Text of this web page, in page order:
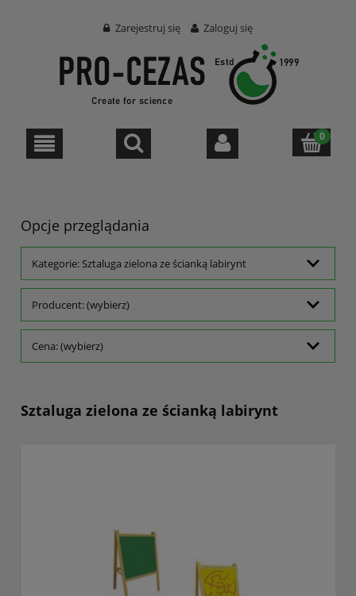
Zarejestruj się Zaloguj się
Opcje przeglądania
Kategorie: Sztaluga zielona ze ścianką labirynt
Producent: (wybierz)
Cena: (wybierz)
Sztaluga zielona ze ścianką labirynt